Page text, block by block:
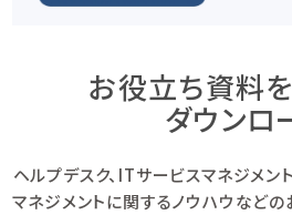
お役立ち資料
ダウンロ
ヘルプデスク、ITサービスマネジメン
マネジメントに関するノウハウなどの